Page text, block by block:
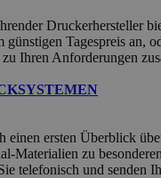
Druckerhersteller
Tagespreis an,
zu Ihren Anforderungen
einen ersten Überblick
Materialien zu
telefonisch und senden